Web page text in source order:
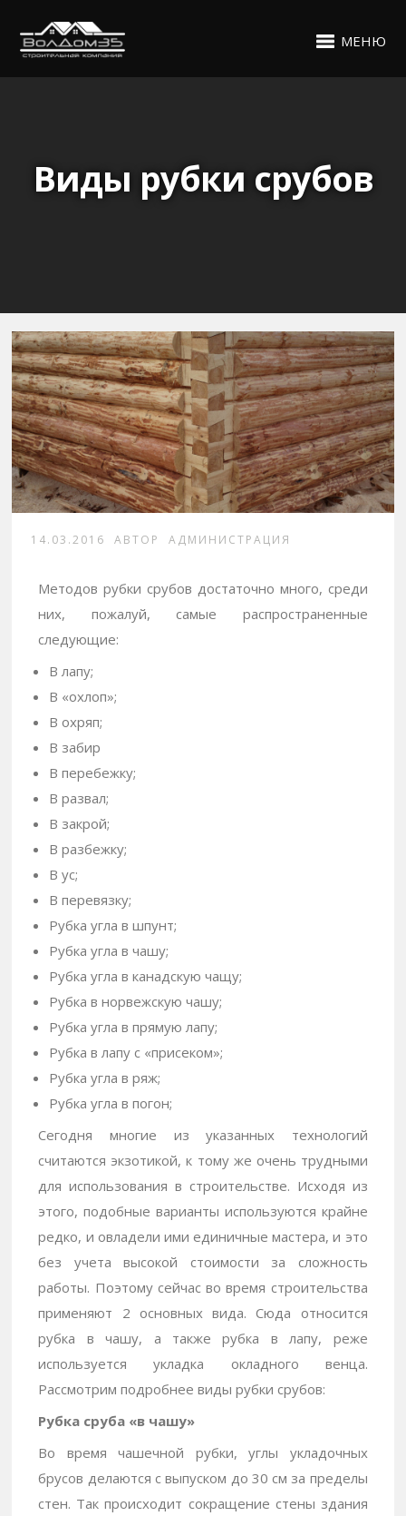
МЕНЮ
Виды рубки срубов
14.03.2016 АВТОР АДМИНИСТРАЦИЯ
Методов рубки срубов достаточно много, среди
них, пожалуй, самые распространенные
следующие:
В лапу;
В «охлоп»;
В охряп;
В забир
В перебежку;
В развал;
В закрой;
В разбежку;
В ус;
В перевязку;
Рубка угла в шпунт;
Рубка угла в чашу;
Рубка угла в канадскую чащу;
Рубка в норвежскую чашу;
Рубка угла в прямую лапу;
Рубка в лапу с «присеком»;
Рубка угла в ряж;
Рубка угла в погон;
Сегодня многие из указанных технологий
считаются экзотикой, к тому же очень трудными
для использования в строительстве. Исходя из
этого, подобные варианты используются крайне
редко, и овладели ими единичные мастера, и это
без учета высокой стоимости за сложность
работы. Поэтому сейчас во время строительства
применяют 2 основных вида. Сюда относится
рубка в чашу, а также рубка в лапу, реже
используется укладка окладного венца.
Рассмотрим подробнее виды рубки срубов:
Рубка сруба «в чашу»
Во время чашечной рубки, углы укладочных
брусов делаются с выпуском до 30 см за пределы
стен. Так происходит сокращение стены здания